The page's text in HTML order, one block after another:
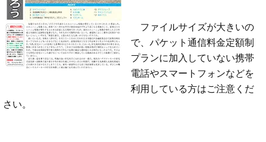
ファイルサイズが大きいの
で、パケット通信料金定額制
プランに加入していない携帯
電話やスマートフォンなどを
利用している方はご注意くだ
さい。